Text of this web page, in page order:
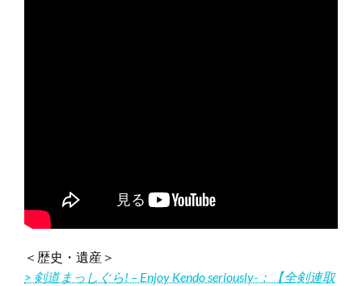
＜歴史・遺産＞
> 剣道まっしぐら! – Enjoy Kendo seriously-：【全剣連取